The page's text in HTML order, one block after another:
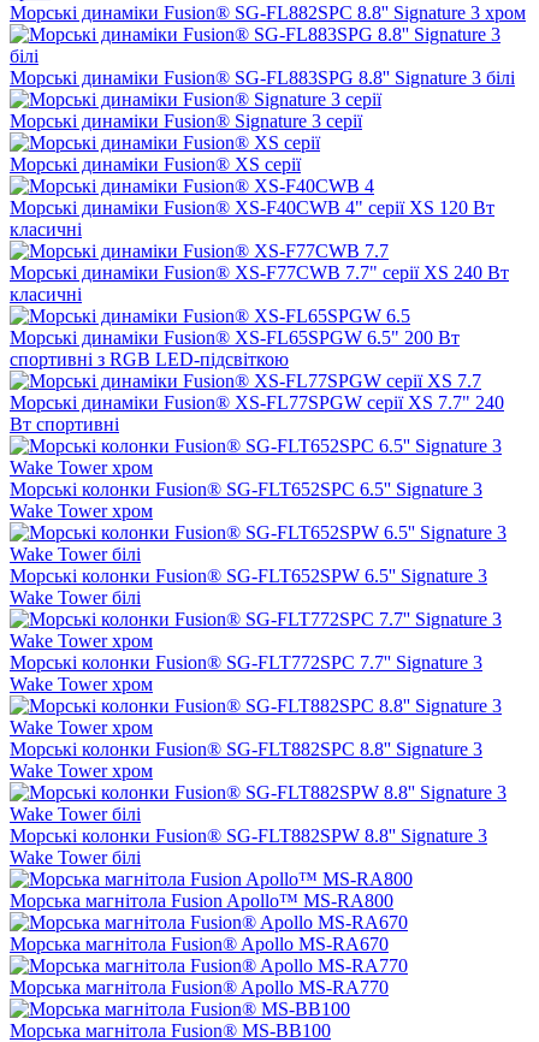
Морські динаміки Fusion® SG-FL882SPC 8.8'' Signature 3 хром
Морські динаміки Fusion® SG-FL883SPG 8.8'' Signature 3 білі
Морські динаміки Fusion® Signature 3 серії
Морські динаміки Fusion® XS серії
Морські динаміки Fusion® XS-F40CWB 4" серії XS 120 Вт
класичні
Морські динаміки Fusion® XS-F77CWB 7.7" серії XS 240 Вт
класичні
Морські динаміки Fusion® XS-FL65SPGW 6.5" 200 Вт
спортивні з RGB LED-підсвіткою
Морські динаміки Fusion® XS-FL77SPGW серії XS 7.7" 240
Вт спортивні
Морські колонки Fusion® SG-FLT652SPC 6.5'' Signature 3
Wake Tower хром
Морські колонки Fusion® SG-FLT652SPW 6.5'' Signature 3
Wake Tower білі
Морські колонки Fusion® SG-FLT772SPC 7.7'' Signature 3
Wake Tower хром
Морські колонки Fusion® SG-FLT882SPC 8.8'' Signature 3
Wake Tower хром
Морські колонки Fusion® SG-FLT882SPW 8.8'' Signature 3
Wake Tower білі
Морська магнітола Fusion Apollo™ MS-RA800
Морська магнітола Fusion® Apollo MS-RA670
Морська магнітола Fusion® Apollo MS-RA770
Морська магнітола Fusion® MS-BB100